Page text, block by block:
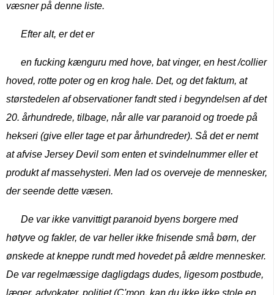
væsner på denne liste.
Efter alt, er deter
en fucking kænguru med hove, bat vinger, en hest /collier
hoved, rotte poter og en krog hale. Det, og det faktum, at
størstedelen af ​​observationer fandt sted i begyndelsen af ​​det
20. århundrede, tilbage, når alle var paranoid og troede på
hekseri (give eller tage et par århundreder). Så det er nemt
at afvise Jersey Devil som enten et svindelnummer eller et
produkt af massehysteri. Men lad os overveje de mennesker,
der seende dette væsen.
De var ikke vanvittigt paranoid byens borgere med
høtyve og fakler, de var heller ikke fnisende små børn, der
ønskede at kneppe rundt med hovedet på ældre mennesker.
De var regelmæssige dagligdags dudes, ligesom postbude,